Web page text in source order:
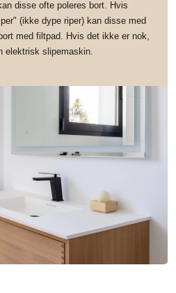
disse ofte poleres bort. Hvis
(ikke dype riper) kan disse med
med filtpad. Hvis det ikke er nok,
elektrisk slipemaskin.